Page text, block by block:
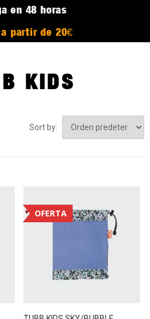
en 48 horas
a partir de 20€
KIDS
Sort by:
OFERTA